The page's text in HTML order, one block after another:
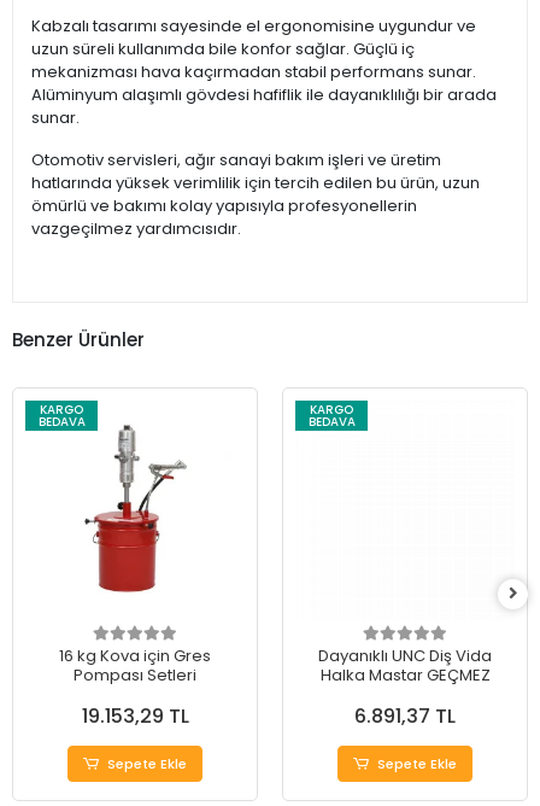
Kabzalı tasarımı sayesinde el ergonomisine uygundur ve
uzun süreli kullanımda bile konfor sağlar. Güçlü iç
mekanizması hava kaçırmadan stabil performans sunar.
Alüminyum alaşımlı gövdesi hafiflik ile dayanıklılığı bir arada
sunar.
Otomotiv servisleri, ağır sanayi bakım işleri ve üretim
hatlarında yüksek verimlilik için tercih edilen bu ürün, uzun
ömürlü ve bakımı kolay yapısıyla profesyonellerin
vazgeçilmez yardımcısıdır.
Benzer Ürünler
KARGO
BEDAVA
16 kg Kova için Gres
Pompası Setleri
19.153,29 TL
Sepete Ekle
KARGO
BEDAVA
Dayanıklı UNC Diş Vida
Halka Mastar GEÇMEZ
6.891,37 TL
Sepete Ekle